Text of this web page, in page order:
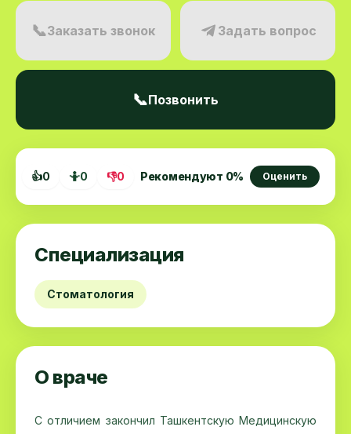
👍0 🤷0 👎0 Рекомендуют 0% Оценить
Специализация
Стоматология
О враче
C отличием закончил Ташкентскую Медицинскую
📞Заказать звонок Задать вопрос
📞Позвонить